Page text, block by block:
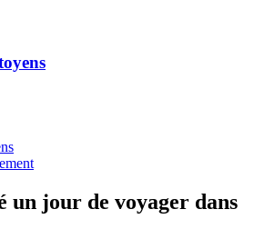
un jour de voyager dans